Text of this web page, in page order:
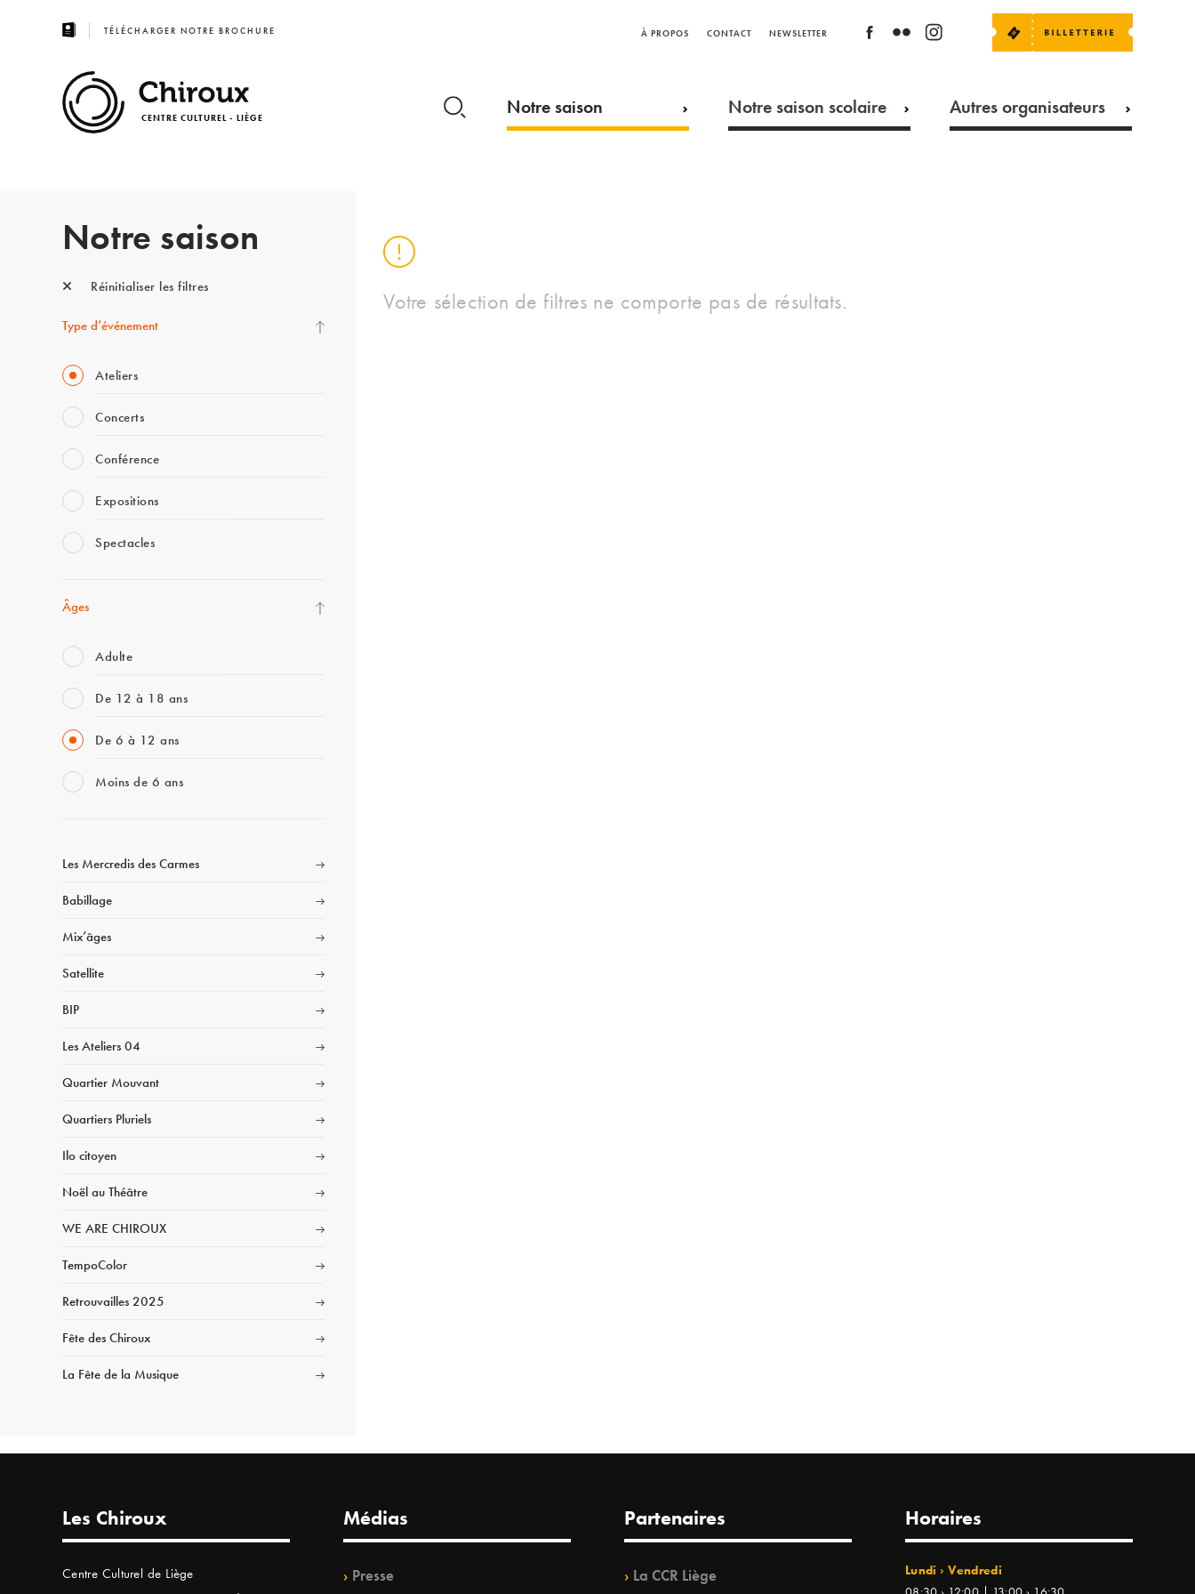
TÉLÉCHARGER NOTRE BROCHURE À PROPOS CONTACT NEWSLETTER
CENTRE CULTUREL - LIÈGE Notre saison Notre saison scolaire Autres organisateurs
Notre saison
Réinitialiser les filtres
Type d’événement
Ateliers
Concerts
Conférence
Expositions
Spectacles
Âges
Adulte
De 12 à 18 ans
De 6 à 12 ans
Moins de 6 ans
Les Mercredis des Carmes
Babillage
Mix’âges
Satellite
BIP
Les Ateliers 04
Quartier Mouvant
Quartiers Pluriels
Ilo citoyen
Noël au Théâtre
WE ARE CHIROUX
TempoColor
Retrouvailles 2025
Fête des Chiroux
La Fête de la Musique
Votre sélection de filtres ne comporte pas de résultats.
Les Chiroux
Centre Culturel de Liège
Médias
Presse
Partenaires
La CCR Liège
Horaires
Lundi › Vendredi